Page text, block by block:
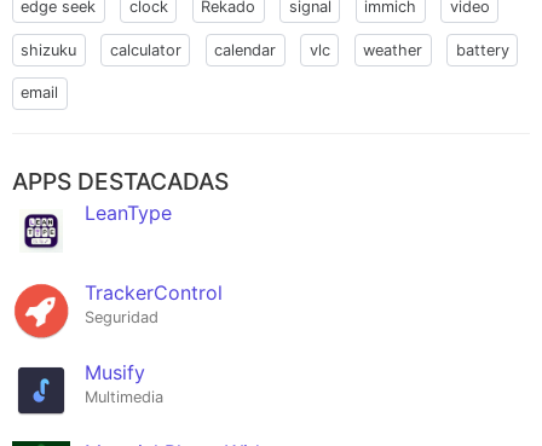
edge seek clock Rekado signal immich video
shizuku calculator calendar vlc weather battery
email
APPS DESTACADAS
LeanType
TrackerControl
Seguridad
Musify
Multimedia